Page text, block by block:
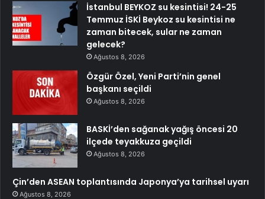
İstanbul BEYKOZ su kesintisi! 24-25
Temmuz İSKİ Beykoz su kesintisi ne
zaman bitecek, sular ne zaman
gelecek?
Ağustos 8, 2026
Özgür Özel, Yeni Parti’nin genel
başkanı seçildi
Ağustos 8, 2026
BASKİ’den sağanak yağış öncesi 20
ilçede teyakkuza geçildi
Ağustos 8, 2026
Çin’den ASEAN toplantısında Japonya’ya tarihsel uyarı
Ağustos 8, 2026